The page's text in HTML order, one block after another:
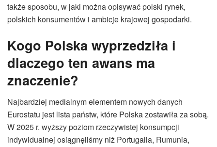
także sposobu, w jaki można opisywać polski rynek,
polskich konsumentów i ambicje krajowej gospodarki.
Kogo Polska wyprzedziła i
dlaczego ten awans ma
znaczenie?
Najbardziej medialnym elementem nowych danych
Eurostatu jest lista państw, które Polska zostawiła za sobą.
W 2025 r. wyższy poziom rzeczywistej konsumpcji
indywidualnej osiągnęliśmy niż Portugalia, Rumunia,